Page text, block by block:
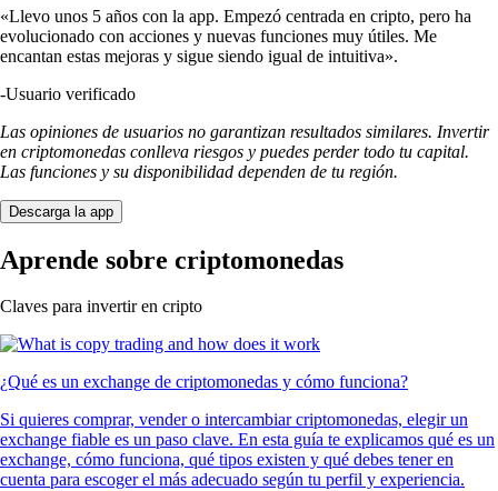
«Llevo unos 5 años con la app. Empezó centrada en cripto, pero ha
evolucionado con acciones y nuevas funciones muy útiles. Me
encantan estas mejoras y sigue siendo igual de intuitiva».
-Usuario verificado
Las opiniones de usuarios no garantizan resultados similares. Invertir
en criptomonedas conlleva riesgos y puedes perder todo tu capital.
Las funciones y su disponibilidad dependen de tu región.
Descarga la app
Aprende sobre criptomonedas
Claves para invertir en cripto
¿Qué es un exchange de criptomonedas y cómo funciona?
Si quieres comprar, vender o intercambiar criptomonedas, elegir un
exchange fiable es un paso clave. En esta guía te explicamos qué es un
exchange, cómo funciona, qué tipos existen y qué debes tener en
cuenta para escoger el más adecuado según tu perfil y experiencia.